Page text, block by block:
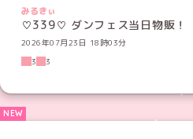
みるきぃ
♡339♡ ダンフェス当日物販！
2026年07月23日 18時03分
3
3